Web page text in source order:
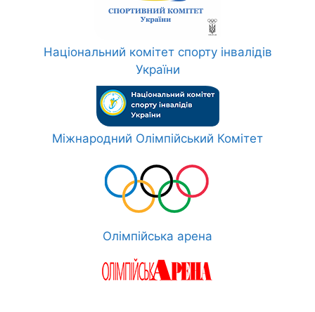
Національний комітет спорту інвалідів
України
Міжнародний Олімпійський Комітет
Олімпійська арена